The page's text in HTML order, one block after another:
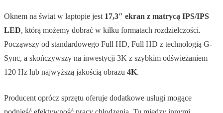
Oknem na świat w laptopie jest 17,3″ ekran z matrycą IPS/IPS
LED, którą możemy dobrać w kilku formatach rozdzielczości.
Począwszy od standardowego Full HD, Full HD z technologią G-
Sync, a skończywszy na inwestycji 3K z szybkim odświeżaniem
120 Hz lub najwyższą jakością obrazu 4K.
Producent oprócz sprzętu oferuje dodatkowe usługi mogące